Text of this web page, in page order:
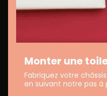
Monter une
Fabriquez votre
en suivant notre pas à